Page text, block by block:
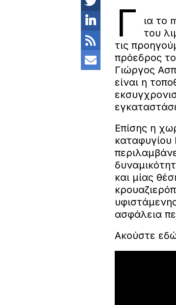
Γ
ια το
του
τις
πρόεδρος
Γιώργος
είναι η
Επίσης η
και μίας
ασφάλεια
Ακούστε